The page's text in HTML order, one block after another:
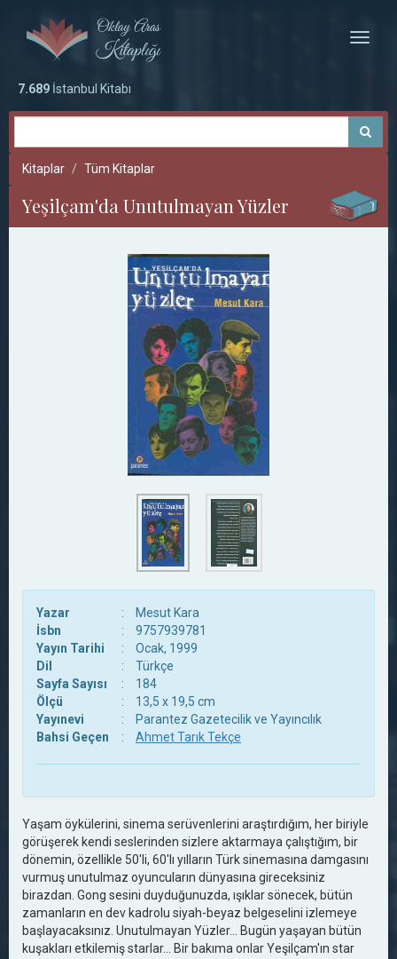
Toggle
7.689 İstanbul Kitabı
Kitaplar Tüm Kitaplar
Yeşilçam'da Unutulmayan Yüzler
Yazar :
Mesut Kara
İsbn
:
9757939781
Yayın Tarihi
:
Ocak, 1999
Dil
:
Türkçe
Sayfa Sayısı
:
184
Ölçü
:
13,5 x 19,5 cm
Yayınevi
:
Parantez Gazetecilik ve Yayıncılık
Bahsi Geçen
: Ahmet Tarık Tekçe
Yaşam öykülerini, sinema serüvenlerini araştırdığım, her biriyle
görüşerek kendi seslerinden sizlere aktarmaya çalıştığım, bir
dönemin, özellikle 50'li, 60'lı yılların Türk sinemasına damgasını
vurmuş unutulmaz oyuncuların dünyasına gireceksiniz
birazdan. Gong sesini duyduğunuzda, ışıklar sönecek, bütün
zamanların en dev kadrolu siyah-beyaz belgeselini izlemeye
başlayacaksınız. Unutulmayan Yüzler... Bugün yaşayan bütün
kuşakları etkilemiş starlar... Bir bakıma onlar Yeşilçam'ın star